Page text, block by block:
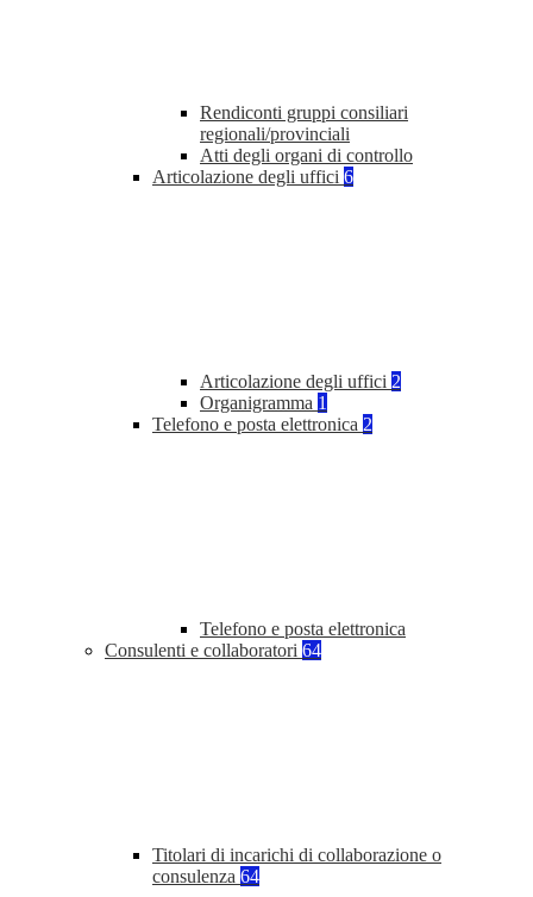
Rendiconti gruppi consiliari
regionali/provinciali
Atti degli organi di controllo
Articolazione degli uffici 6
Articolazione degli uffici 2
Organigramma 1
Telefono e posta elettronica 2
Telefono e posta elettronica
Consulenti e collaboratori 64
Titolari di incarichi di collaborazione o
consulenza 64